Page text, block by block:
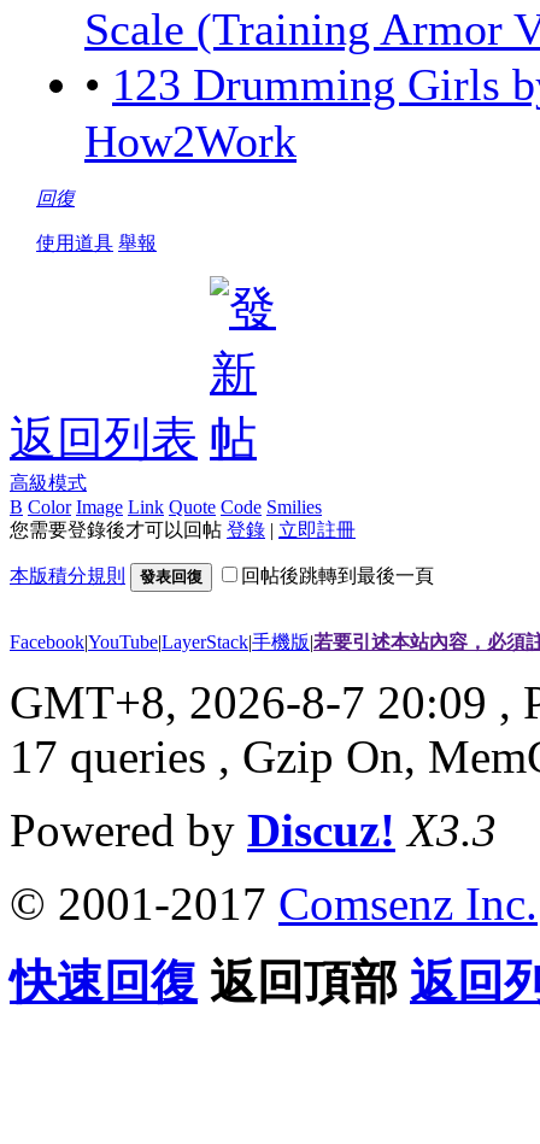
Scale (Training Armor
• 123 Drumming Girls
How2Work
回復
使用道具 舉報
返回列表
高級模式
B Color Image Link Quote Code Smilies
您需要登錄後才可以回帖 登錄 | 立即註冊
本版積分規則 發表回復 回帖後跳轉到最後一頁
Facebook|YouTube|LayerStack|手機版|若要引述本站內容，必須
GMT+8, 2026-8-7 20:09 ,
17 queries , Gzip On,
Powered by Discuz! X3.3
© 2001-2017 Comsenz Inc.
快速回復 返回頂部 返回